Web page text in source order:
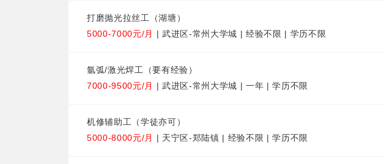
打磨抛光拉丝工（湖塘）
5000-7000元/月 | 武进区-常州大学城 | 经验不限 | 学历不限
氩弧/激光焊工（要有经验）
7000-9500元/月 | 武进区-常州大学城 | 一年 | 学历不限
机修辅助工（学徒亦可）
5000-8000元/月 | 天宁区-郑陆镇 | 经验不限 | 学历不限